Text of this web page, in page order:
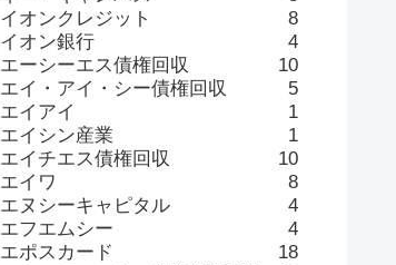
イオンクレジット
8
イオン銀行
4
エーシーエス債権回収
10
エイ・アイ・シー債権回収
5
エイアイ
1
エイシン産業
1
エイチエス債権回収
10
エイワ
8
エヌシーキャピタル
4
エフエムシー
4
エポスカード
18